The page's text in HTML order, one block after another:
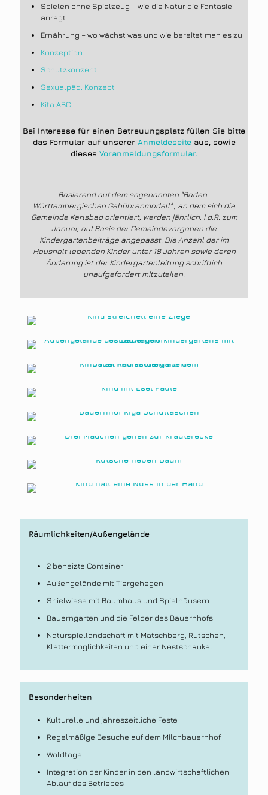
Spielen ohne Spielzeug – wie die Natur die Fantasie
anregt
Ernährung – wo wächst was und wie bereitet man es zu
Konzeption
Schutzkonzept
Sexualpäd. Konzept
Kita ABC
Bei Interesse für einen Betreuungsplatz füllen Sie bitte
das Formular auf unserer Anmeldeseiteaus, sowie
dieses Voranmeldungsformular.
Basierend auf dem sogenannten "Baden-
Württembergischen Gebührenmodell" , an dem sich die
Gemeinde Karlsbad orientiert, werden jährlich, i.d.R. zum
Januar, auf Basis der Gemeindevorgaben die
Kindergartenbeiträge angepasst. Die Anzahl der im
Haushalt lebenden Kinder unter 18 Jahren sowie deren
Änderung ist der Kindergartenleitung schriftlich
unaufgefordert mitzuteilen.
Räumlichkeiten/Außengelände
2 beheizte Container
Außengelände mit Tiergehegen
Spielwiese mit Baumhaus und Spielhäusern
Bauerngarten und die Felder des Bauernhofs
Naturspiellandschaft mit Matschberg, Rutschen,
Klettermöglichkeiten und einer Nestschaukel
Besonderheiten
Kulturelle und jahreszeitliche Feste
Regelmäßige Besuche auf dem Milchbauernhof
Waldtage
Integration der Kinder in den landwirtschaftlichen
Ablauf des Betriebes